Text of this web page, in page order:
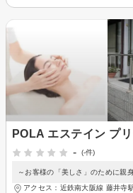
POLA エステイン プ
-
(-件)
～お客様の「美しさ」のために親
アクセス：近鉄南大阪線 藤井寺